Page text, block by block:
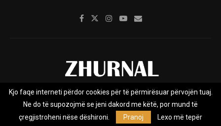
Rreth nesh Impresumi Marketing
Privacy Policy
Kjo faqe interneti përdor cookies për të përmirësuar përvojën tuaj.
Ne do të supozojmë se jeni dakord me këtë, por mund të
çregjistroheni nëse dëshironi.
Pranoj Lexo më tepër